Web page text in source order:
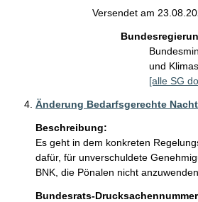
Versendet am
und
[alle SG
Änderung Bedarfsgerechte
Beschreibung:
Es geht in dem konkreten
dafür, für unverschuldete
BNK, die Pönalen nicht anzuwenden.
Bundesrats-